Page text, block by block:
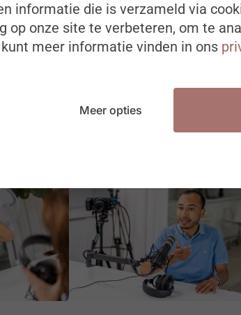
informatie die is verzameld via
op onze site te verbeteren, om te
meer informatie vinden in ons
Meer opties